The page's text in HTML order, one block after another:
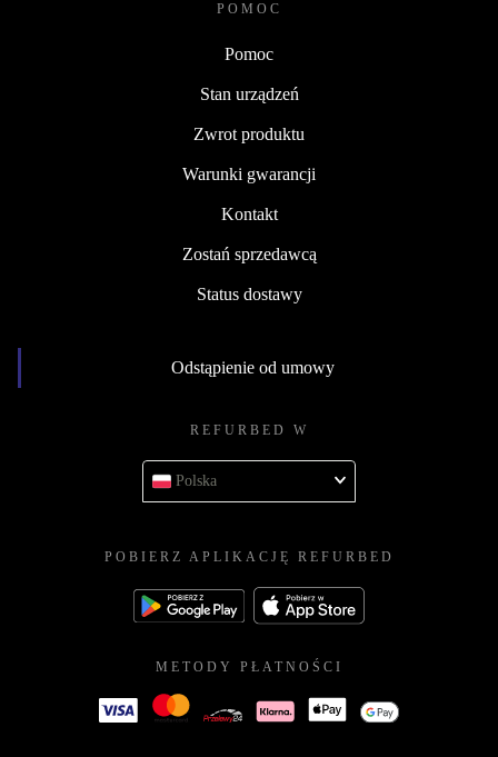
POMOC
Pomoc
Stan urządzeń
Zwrot produktu
Warunki gwarancji
Kontakt
Zostań sprzedawcą
Status dostawy
Odstąpienie od umowy
REFURBED W
Polska
POBIERZ APLIKACJĘ REFURBED
METODY PŁATNOŚCI